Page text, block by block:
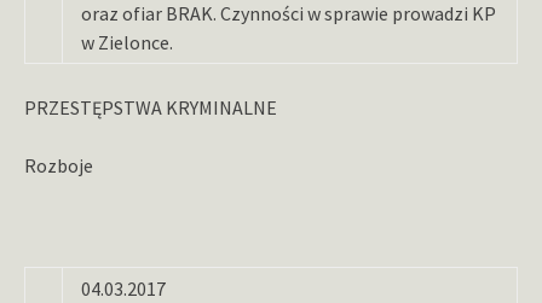
oraz ofiar BRAK. Czynności w sprawie prowadzi KP
w Zielonce.
PRZESTĘPSTWA KRYMINALNE
Rozboje
04.03.2017